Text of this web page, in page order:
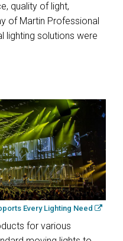
quality of light,
of Martin Professional
lighting solutions were
Every Lighting Need
for various